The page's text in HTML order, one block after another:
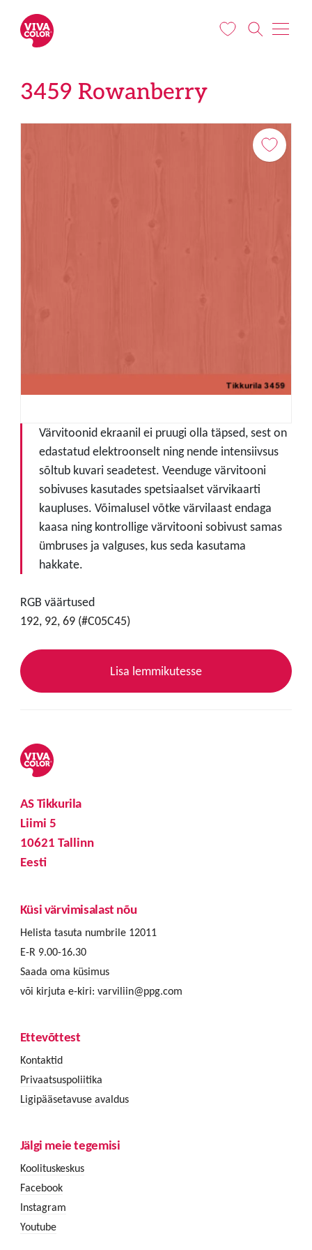
3459 Rowanberry
Värvitoonid ekraanil ei pruugi olla täpsed, sest on
edastatud elektroonselt ning nende intensiivsus
sõltub kuvari seadetest. Veenduge värvitooni
sobivuses kasutades spetsiaalset värvikaarti
kaupluses. Võimalusel võtke värvilaast endaga
kaasa ning kontrollige värvitooni sobivust samas
ümbruses ja valguses, kus seda kasutama
hakkate.
RGB väärtused
192, 92, 69 (#C05C45)
Lisa lemmikutesse
AS Tikkurila
Liimi 5
10621 Tallinn
Eesti
Küsi värvimisalast nõu
Helista tasuta numbrile 12011
E-R 9.00-16.30
Saada oma küsimus
või kirjuta e-kiri: varviliin@ppg.com
Ettevõttest
Kontaktid
Privaatsuspoliitika
Ligipääsetavuse avaldus
Jälgi meie tegemisi
Koolituskeskus
Facebook
Instagram
Youtube